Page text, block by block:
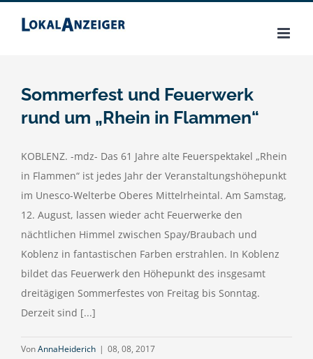
Inhalt
Sommerfest und Feuerwerk
rund um „Rhein in Flammen“
KOBLENZ. -mdz- Das 61 Jahre alte Feuerspektakel „Rhein
in Flammen“ ist jedes Jahr der Veranstaltungshöhepunkt
im Unesco-Welterbe Oberes Mittelrheintal. Am Samstag,
12. August, lassen wieder acht Feuerwerke den
nächtlichen Himmel zwischen Spay/Braubach und
Koblenz in fantastischen Farben erstrahlen. In Koblenz
bildet das Feuerwerk den Höhepunkt des insgesamt
dreitägigen Sommerfestes von Freitag bis Sonntag.
Derzeit sind [...]
VonAnnaHeiderich | 08, 08, 2017